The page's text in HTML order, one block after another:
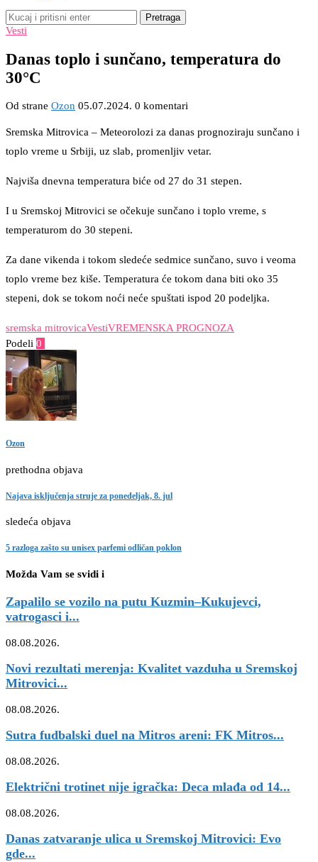
Pretraga
Vesti
Danas toplo i sunčano, temperatura do
30°C
Od strane Ozon 05.07.2024. 0 komentari
Sremska Mitrovica – Meteorolozi za danas prognoziraju sunčano i
toplo vreme u Srbiji, uz slab, promenljiv vetar.
Najviša dnevna temperatura biće od 27 do 31 stepen.
I u Sremskoj Mitrovici se očekuje sunčano i toplo vreme, s
temperaturom do 30 stepeni.
Za dane vikenda i tokom sledeće sedmice sunčano, suvo i veoma
toplo vreme bez kiše. Temperatura će tokom dana biti oko 35
stepeni, dok se tokom noći neće spuštati ispod 20 podeljka.
sremska mitrovicaVestiVREMENSKA PROGNOZA
Podeli 0
Ozon
prethodna objava
Najava isključenja struje za ponedeljak, 8. jul
sledeća objava
5 razloga zašto su unisex parfemi odličan poklon
Možda Vam se svidi i
Zapalilo se vozilo na putu Kuzmin–Kukujevci,
vatrogasci i...
08.08.2026.
Novi rezultati merenja: Kvalitet vazduha u Sremskoj
Mitrovici...
08.08.2026.
Sutra fudbalski duel na Mitros areni: FK Mitros...
08.08.2026.
Električni trotinet nije igračka: Deca mlađa od 14...
08.08.2026.
Danas zatvaranje ulica u Sremskoj Mitrovici: Evo
gde...